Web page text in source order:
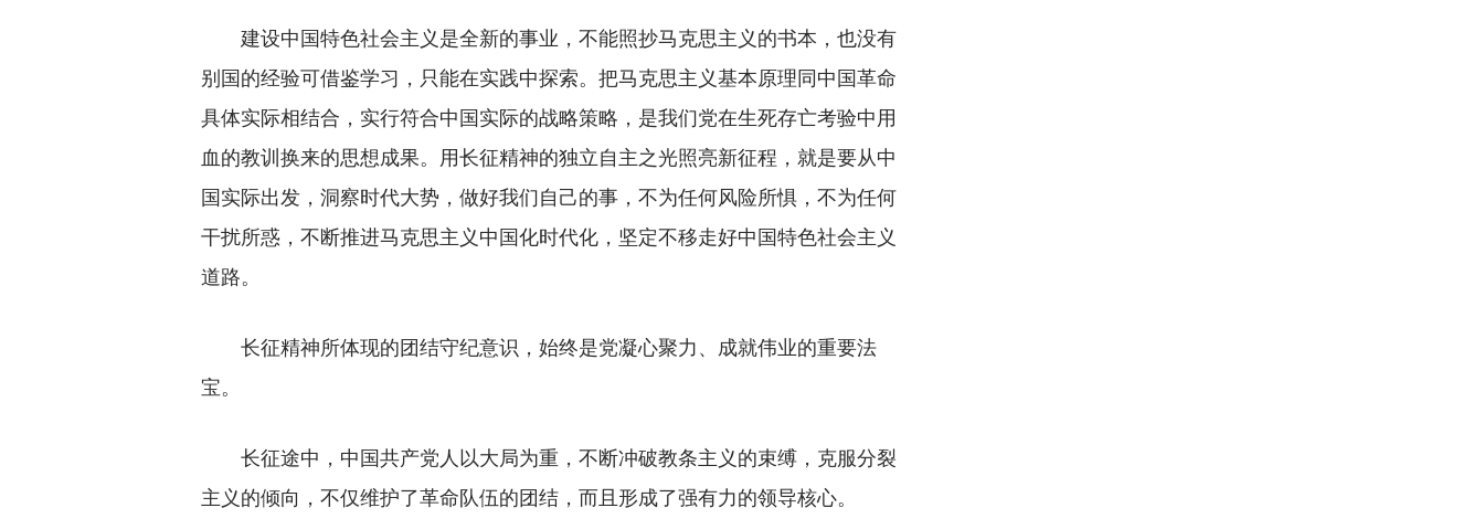
建设中国特色社会主义是全新的事业，不能照抄马克思主义的书本，也没有
别国的经验可借鉴学习，只能在实践中探索。把马克思主义基本原理同中国革命
具体实际相结合，实行符合中国实际的战略策略，是我们党在生死存亡考验中用
血的教训换来的思想成果。用长征精神的独立自主之光照亮新征程，就是要从中
国实际出发，洞察时代大势，做好我们自己的事，不为任何风险所惧，不为任何
干扰所惑，不断推进马克思主义中国化时代化，坚定不移走好中国特色社会主义
道路。
长征精神所体现的团结守纪意识，始终是党凝心聚力、成就伟业的重要法
宝。
长征途中，中国共产党人以大局为重，不断冲破教条主义的束缚，克服分裂
主义的倾向，不仅维护了革命队伍的团结，而且形成了强有力的领导核心。